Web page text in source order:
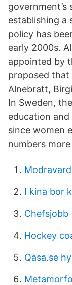
establishing a
policy has
early 2000s.
appointed by
proposed that
Alnebratt,
In Sweden,
education
since women
numbers
I kina bor
Chefsjobb
Hockey
Qasa.se